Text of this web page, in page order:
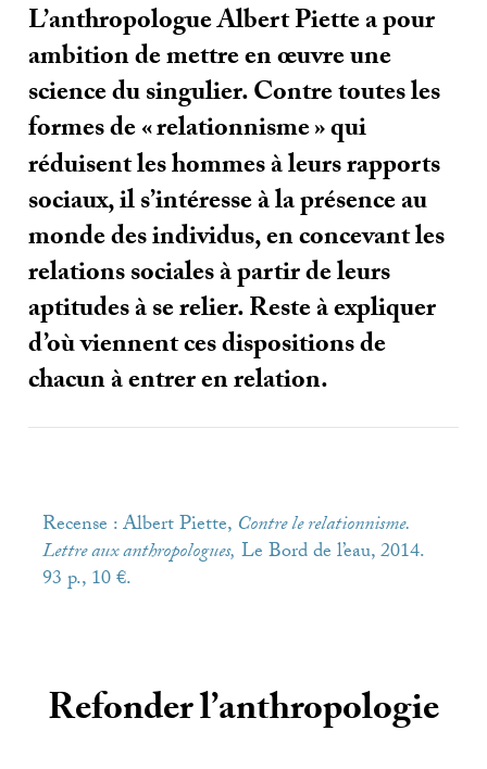
L’anthropologue Albert Piette a pour
ambition de mettre en œuvre une
science du singulier. Contre toutes les
formes de «relationnisme» qui
réduisent les hommes à leurs rapports
sociaux, il s’intéresse à la présence au
monde des individus, en concevant les
relations sociales à partir de leurs
aptitudes à se relier. Reste à expliquer
d’où viennent ces dispositions de
chacun à entrer en relation.
Recense : Albert Piette, Contre le relationnisme.
Lettre aux anthropologues, Le Bord de l’eau, 2014.
93 p., 10 €.
Refonder l’anthropologie